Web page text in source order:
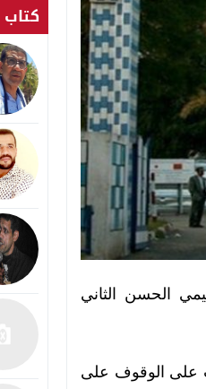
الحسن الثاني
على الوقوف على
كتاب